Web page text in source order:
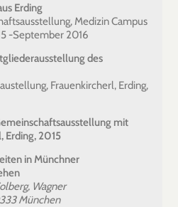
Erding
Medizin Campus
-September 2016
des
Frauenkircherl, Erding,
mit
Erding, 2015
in Münchner
Wagner
München